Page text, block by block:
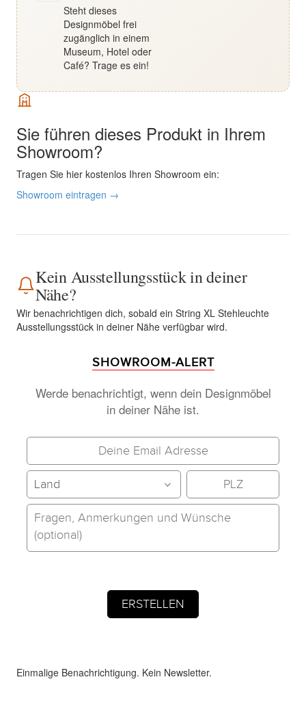
Steht dieses
Designmöbel frei
zugänglich in einem
Museum, Hotel oder
Café? Trage es ein!
Sie führen dieses Produkt in Ihrem
Showroom?
Tragen Sie hier kostenlos Ihren Showroom ein:
Showroom eintragen →
Kein Ausstellungsstück in deiner
Nähe?
Wir benachrichtigen dich, sobald ein String XL Stehleuchte
Ausstellungsstück in deiner Nähe verfügbar wird.
SHOWROOM-ALERT
Werde benachrichtigt, wenn dein Designmöbel
in deiner Nähe ist.
Einmalige Benachrichtigung. Kein Newsletter.